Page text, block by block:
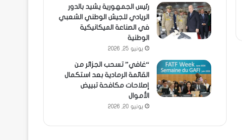
رئيس الجمهورية يشيد بالدور
الريادي للجيش الوطني الشعبي
في الصناعة الميكانيكية
الوطنية
يونيو 25, 2026
“غافي” تسحب الجزائر من
القائمة الرمادية بعد استكمال
إصلاحات مكافحة تبييض
الأموال
يونيو 20, 2026